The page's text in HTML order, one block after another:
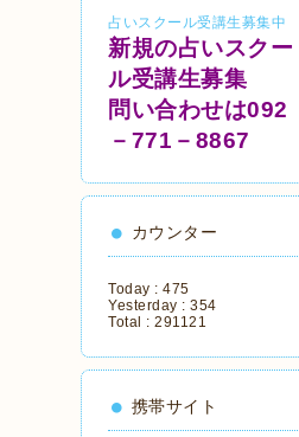
占いスクール受講生募集中
新規の占いスクー
ル受講生募集
問い合わせは092
－771－8867
カウンター
Today : 475
Yesterday : 354
Total : 291121
携帯サイト